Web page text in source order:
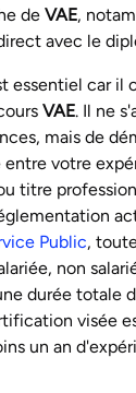
de VAE,
avec le
essentiel car il
VAE. Il ne
mais de
entre votre
titre
Public,
non
durée totale
visée
un an